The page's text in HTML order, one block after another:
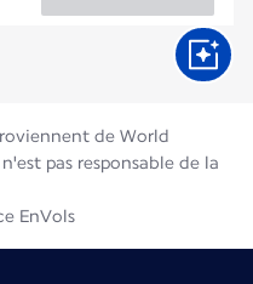
de World
pas responsable de la
EnVols